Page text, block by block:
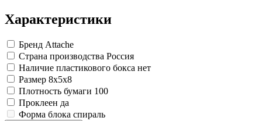
Характеристики
Бренд Attache
Страна производства Россия
Наличие пластикового бокса нет
Размер 8x5x8
Плотность бумаги 100
Проклеен да
Форма блока спираль